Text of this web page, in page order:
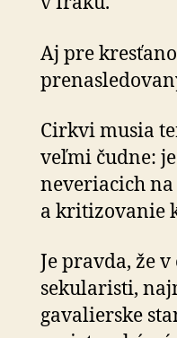
Aj pre
Cirkvi musia
veľmi čudne:
neveriacich
a kri­ti­zo­vanie
Je pravda, že
sekularisti,
gavalierske